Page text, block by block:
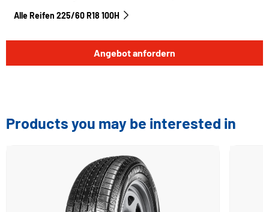
Alle Reifen‎ 225/60 R18 100H
Angebot anfordern
Products you may be interested in